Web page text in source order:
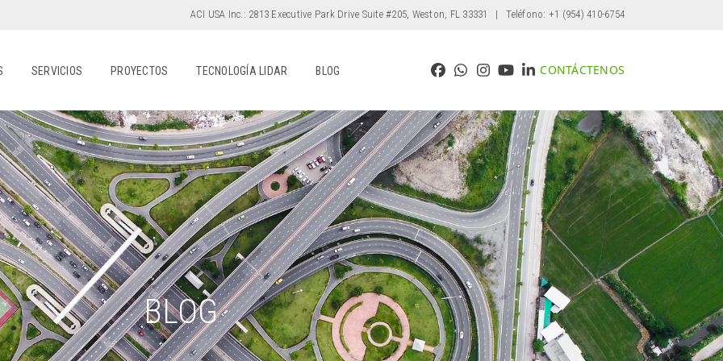
ACI USA Inc.: 2813 Executive Park Drive Suite #205, Weston, FL 33331 | Teléfono: +1 (954) 410-6754
SERVICIOS PROYECTOS TECNOLOGÍA LIDAR BLOG Facebook
Whatsapp
Instagram
YouTubeLinkedIn
CONTÁCTENOS
BLOG